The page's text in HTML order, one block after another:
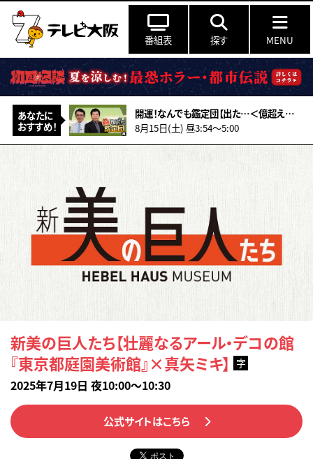
番組表 探す MENU
あなたに
おすすめ！
開運！なんでも鑑定団【出た…＜億超え＞秘宝に騒然＆＜黄金バット＞に衝撃値】
8月15日(土) 昼3:54〜5:00
新美の巨人たち【壮麗なるアール・デコの館
『東京都庭園美術館』×真矢ミキ】
字
2025年7月19日 夜10:00～10:30
公式サイトはこちら